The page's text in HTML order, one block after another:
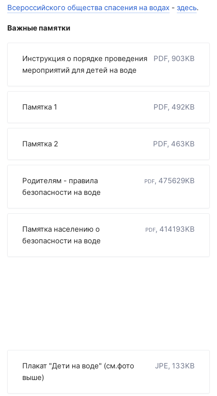
Всероссийского общества спасения на водах - здесь.
Важные памятки
PDF, 903KB
Инструкция о порядке проведения
мероприятий для детей на воде
PDF, 492KB
Памятка 1
PDF, 463KB
Памятка 2
pdf, 475629KB
Родителям - правила
безопасности на воде
pdf, 414193KB
Памятка населению о
безопасности на воде
JPE, 133KB
Плакат "Дети на воде" (см.фото
выше)